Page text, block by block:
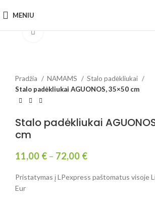
MENIU
Spustelėkite, jei norite padidinti
Pradžia NAMAMS
Stalo padėkliukai
Stalo padėkliukai AGUONOS, 35×50 cm
Stalo padėkliukai
cm
11,00 € – 72,00 €
Pristatymas į LPexpress paštomatus visoje
Eur